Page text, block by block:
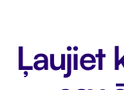
Ļaujiet